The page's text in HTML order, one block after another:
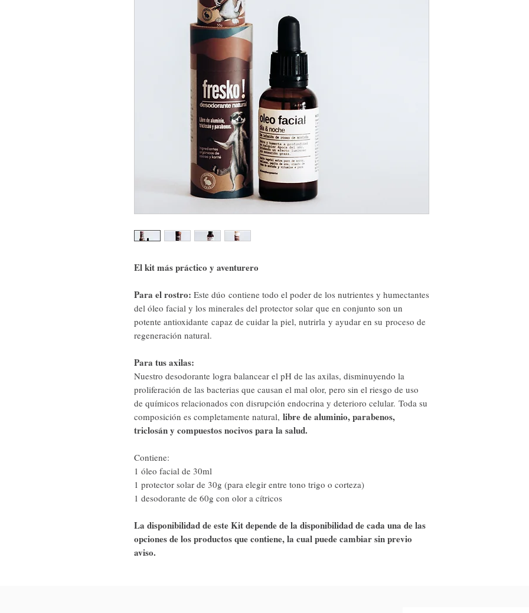
El kit más práctico y aventurero
Para el rostro: Este dúo contiene todo el poder de los nutrientes y humectantes
del óleo facial y los minerales del protector solar que en conjunto son un
potente antioxidante capaz de cuidar la piel, nutrirla y ayudar en su proceso de
regeneración natural.
Para tus axilas:
Nuestro desodorante logra balancear el pH de las axilas, disminuyendo la
proliferación de las bacterias que causan el mal olor, pero sin el riesgo de uso
de químicos relacionados con disrupción endocrina y deterioro celular. Toda su
composición es completamente natural, libre de aluminio, parabenos,
triclosán y compuestos nocivos para la salud.
Contiene:
1 óleo facial de 30ml
1 protector solar de 30g (para elegir entre tono trigo o corteza)
1 desodorante de 60g con olor a cítricos
La disponibilidad de este Kit depende de la disponibilidad de cada una de las
opciones de los productos que contiene, la cual puede cambiar sin previo
aviso.